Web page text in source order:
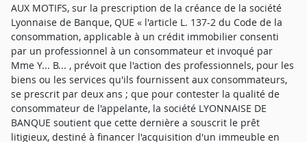
AUX MOTIFS, sur la prescription de la créance de la société
Lyonnaise de Banque, QUE « l'article L. 137-2 du Code de la
consommation, applicable à un crédit immobilier consenti
par un professionnel à un consommateur et invoqué par
Mme Y... B... , prévoit que l'action des professionnels, pour les
biens ou les services qu'ils fournissent aux consommateurs,
se prescrit par deux ans ; que pour contester la qualité de
consommateur de l'appelante, la société LYONNAISE DE
BANQUE soutient que cette dernière a souscrit le prêt
litigieux, destiné à financer l'acquisition d'un immeuble en